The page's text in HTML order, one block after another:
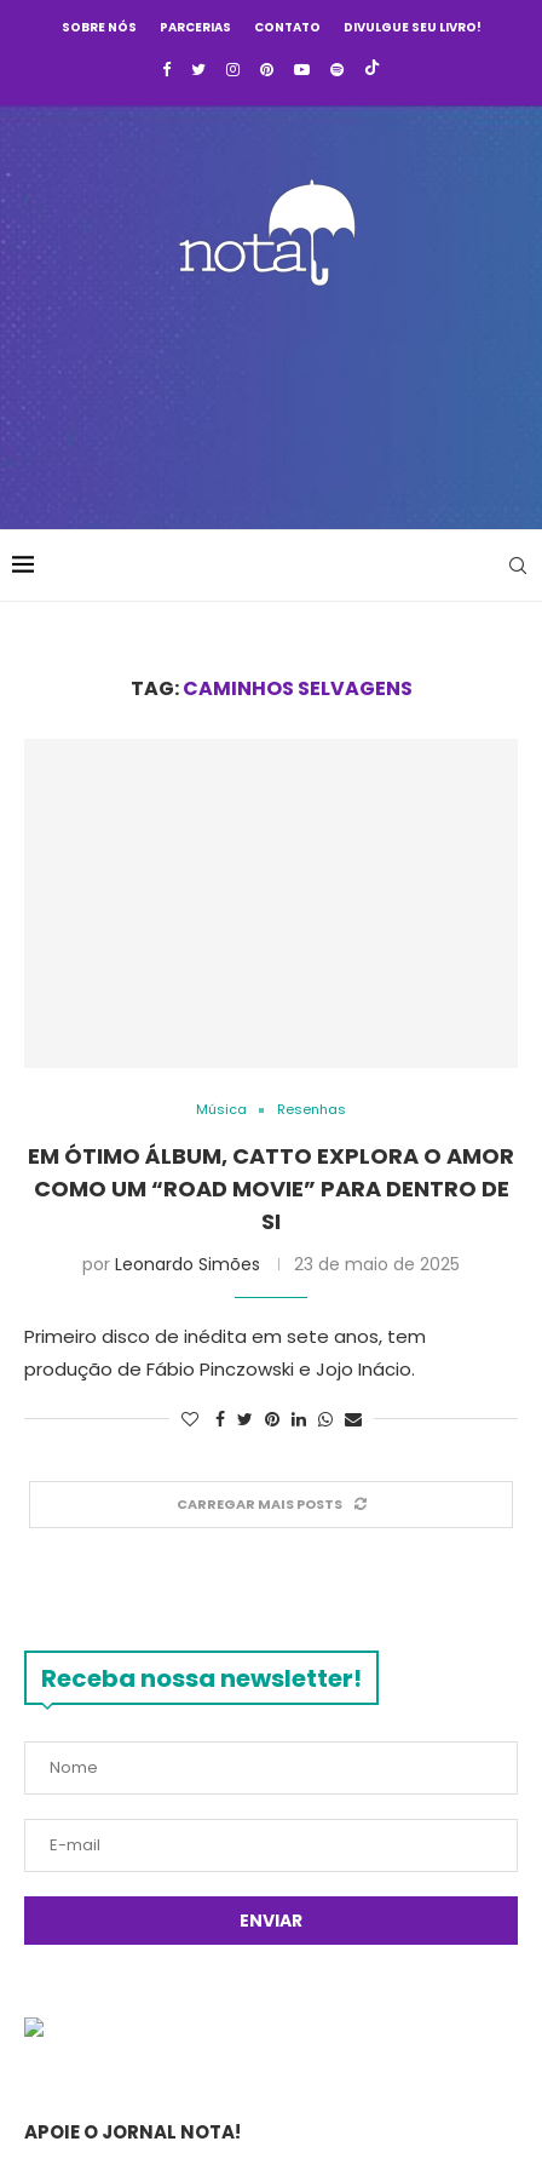
SOBRE NÓS PARCERIAS CONTATO DIVULGUE SEU LIVRO!
TAG:CAMINHOS SELVAGENS
Música Resenhas
EM ÓTIMO ÁLBUM, CATTO EXPLORA O AMOR
COMO UM “ROAD MOVIE” PARA DENTRO DE
SI
por Leonardo Simões 23 de maio de 2025
Primeiro disco de inédita em sete anos, tem
produção de Fábio Pinczowski e Jojo Inácio.
CARREGAR MAIS POSTS
Receba nossa newsletter!
APOIE O JORNAL NOTA!